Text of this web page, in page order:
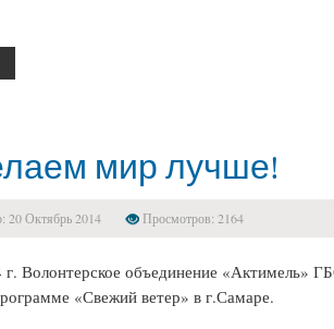
общежитиях
в ЕГЭ
за каждой группой отдельного
мир лучше!
20 Октябрь 2014 Просмотров: 2164
г. Волонтерское объединение «Актимель»
«Свежий ветер» в г.Самаре.